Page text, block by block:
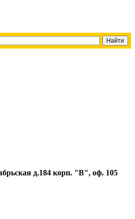
д.184 корп. "В", оф. 105